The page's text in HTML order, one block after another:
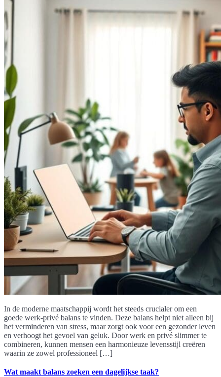
In de moderne maatschappij wordt het steeds crucialer om een
goede werk-privé balans te vinden. Deze balans helpt niet alleen bij
het verminderen van stress, maar zorgt ook voor een gezonder leven
en verhoogt het gevoel van geluk. Door werk en privé slimmer te
combineren, kunnen mensen een harmonieuze levensstijl creëren
waarin ze zowel professioneel […]
Wat maakt balans zoeken een dagelijkse taak?